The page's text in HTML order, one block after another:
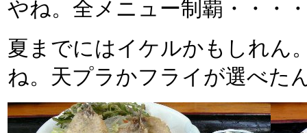
やね。全メニュー制覇・・・
夏までにはイケルかもしれん
ね。天プラかフライが選べた